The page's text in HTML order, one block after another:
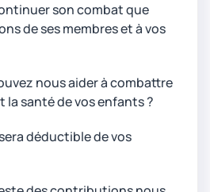
son combat que
de ses membres et à vos
nous aider à combattre
la santé de vos enfants ?
déductible de vos